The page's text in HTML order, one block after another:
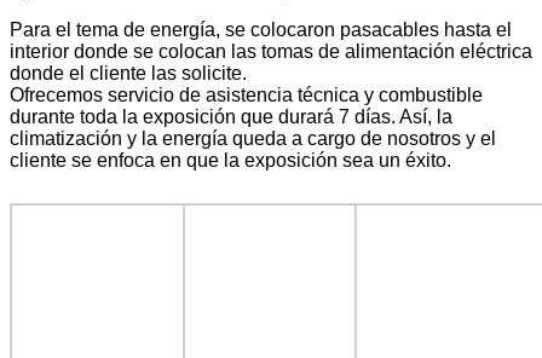
Para el tema de energía, se colocaron pasacables hasta el
interior donde se colocan las tomas de alimentación eléctrica
donde el cliente las solicite.
Ofrecemos servicio de asistencia técnica y combustible
durante toda la exposición que durará 7 días. Así, la
climatización y la energía queda a cargo de nosotros y el
cliente se enfoca en que la exposición sea un éxito.